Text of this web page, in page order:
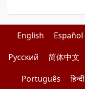
English Español
Pусский
简体中文
Português
हिन्दी